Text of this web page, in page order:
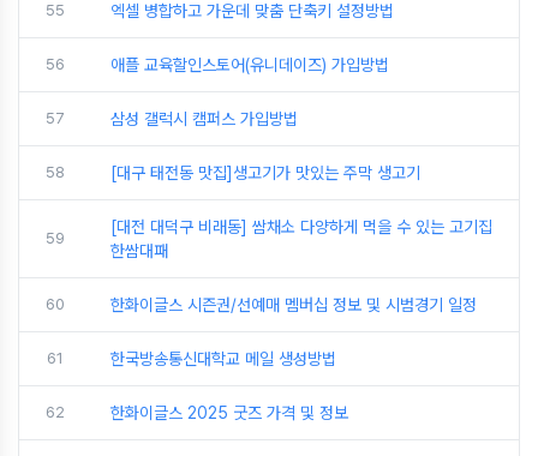
55 엑셀 병합하고 가운데 맞춤 단축키 설정방법
56 애플 교육할인스토어(유니데이즈) 가입방법
57 삼성 갤럭시 캠퍼스 가입방법
58 [대구 태전동 맛집]생고기가 맛있는 주막 생고기
59
[대전 대덕구 비래동] 쌈채소 다양하게 먹을 수 있는 고기집
한쌈대패
60 한화이글스 시즌권/선예매 멤버십 정보 및 시범경기 일정
61 한국방송통신대학교 메일 생성방법
62 한화이글스 2025 굿즈 가격 및 정보